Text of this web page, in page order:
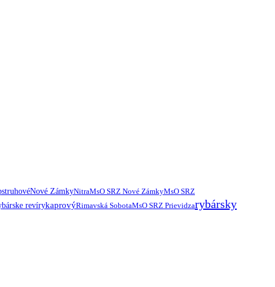
Nové ZámkyNitraMsO SRZ Nové ZámkyMsO SRZ
revírykaprovýRimavská SobotaMsO SRZ Prievidzarybársky